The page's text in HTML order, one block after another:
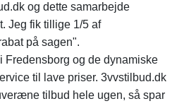
og dette samarbejde
Jeg fik tillige 1/5 af
på sagen".
Fredensborg og de dynamiske
til lave priser. 3vvstilbud.dk
tilbud hele ugen, så spar